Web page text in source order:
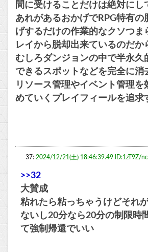
間に受けることだけは絶対にし
あれがあるおかげでRPG特有の
げするだけの作業的なクソつま
レイから脱却出来ているのだか
むしろダンジョンの中で半永久
できるスポットなどを完全に消
リソース管理やイベント管理を
めていくプレイフィールを追求
37: 2024/12/21(土) 18:46:39.49 ID:1zT9Z/
>>32
大賛成
粘れたら粘っちゃうけどそれ
ないし20分なら20分の制限時
て強制帰還でいい